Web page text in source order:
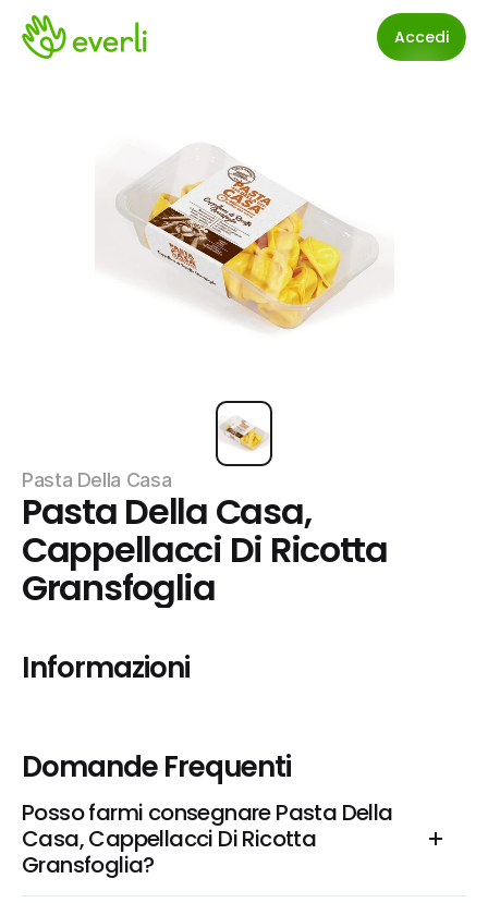
Accedi
Pasta Della Casa
Pasta Della Casa,
Cappellacci Di Ricotta
Gransfoglia
Informazioni
Domande Frequenti
Posso farmi consegnare Pasta Della
Casa, Cappellacci Di Ricotta
Gransfoglia?